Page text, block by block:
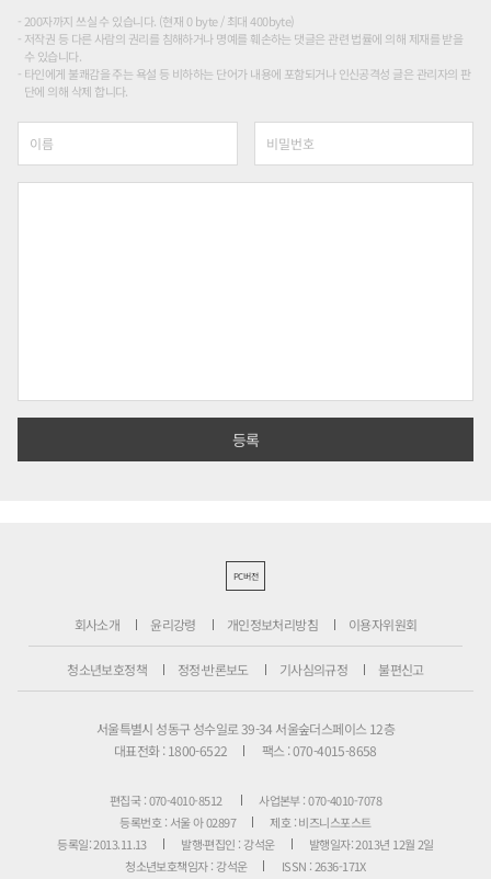
200자까지 쓰실 수 있습니다. (현재 0 byte / 최대 400byte)
저작권 등 다른 사람의 권리를 침해하거나 명예를 훼손하는 댓글은 관련 법률에 의해 제재를 받을
수 있습니다.
타인에게 불쾌감을 주는 욕설 등 비하하는 단어가 내용에 포함되거나 인신공격성 글은 관리자의 판
단에 의해 삭제 합니다.
PC버전
회사소개 윤리강령 개인정보처리방침 이용자위원회
청소년보호정책 정정·반론보도 기사심의규정 불편신고
서울특별시 성동구 성수일로 39-34 서울숲더스페이스 12층
대표전화 : 1800-6522
팩스 : 070-4015-8658
편집국 : 070-4010-8512
사업본부 : 070-4010-7078
등록번호 : 서울 아 02897
제호 : 비즈니스포스트
등록일: 2013.11.13
발행·편집인 : 강석운
발행일자: 2013년 12월 2일
청소년보호책임자 : 강석운
ISSN : 2636-171X